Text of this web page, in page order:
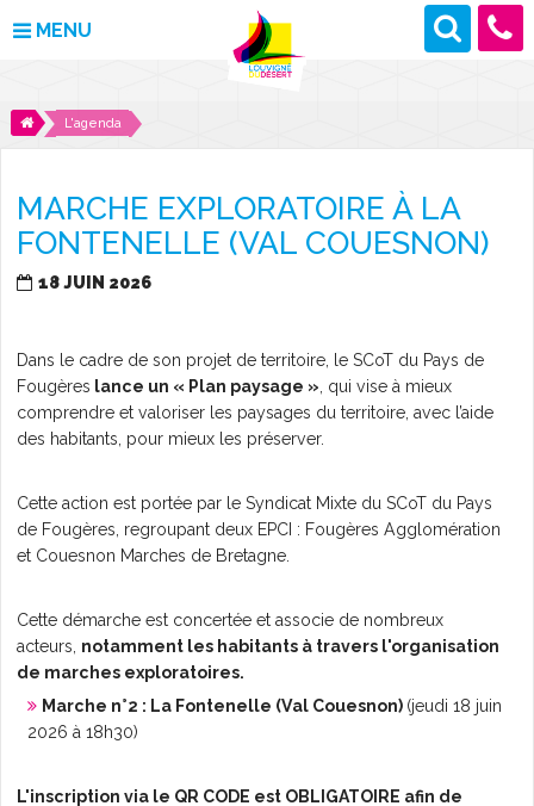
MENU
MAIRIE
DÉCOUVRIR LOUVIGNÉ
CULTURE ET LOISIRS
DES PROJETS POUR DEMAIN
ACTUALITÉS
L'agenda
MARCHE EXPLORATOIRE À LA
FONTENELLE (VAL COUESNON)
18 JUIN 2026
Dans le cadre de son projet de territoire, le SCoT du Pays de
Fougères lance un « Plan paysage », qui vise à mieux
comprendre et valoriser les paysages du territoire, avec l’aide
des habitants, pour mieux les préserver.
Cette action est portée par le Syndicat Mixte du SCoT du Pays
de Fougères, regroupant deux EPCI : Fougères Agglomération
et Couesnon Marches de Bretagne.
Cette démarche est concertée et associe de nombreux
acteurs, notamment les habitants à travers l'organisation
de marches exploratoires.
Marche n°2 : La Fontenelle (Val Couesnon) (jeudi 18 juin
2026 à 18h30)
L'inscription via le QR CODE est OBLIGATOIRE afin de